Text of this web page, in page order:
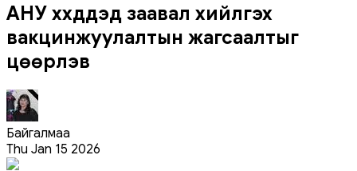
АНУ хүүхдүүдэд заавал хийлгэх
вакцинжуулалтын жагсаалтыг
цөөрүүлэв
Байгалмаа
Thu Jan 15 2026